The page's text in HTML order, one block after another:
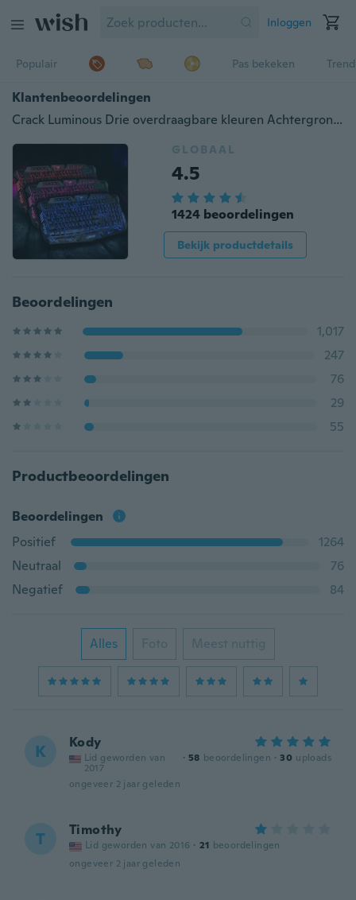
Inloggen
Populair Pas bekeken
Klantenbeoordelingen
Crack Luminous Drie overdraagbare kleuren Achtergrondverlichting Gaming-toetsenbord USB-toetsenbord van notebookcomputer (kleur zwart)
GLOBAAL
4.5
1424 beoordelingen
Bekijk productdetails
Beoordelingen
1,017
247
76
29
55
Productbeoordelingen
Beoordelingen
Positief
1264
Neutraal
76
Negatief
84
Alles Foto Meest nuttig
K Kody
Lid geworden van
2017
· 58 beoordelingen · 30 uploads
ongeveer 2 jaar geleden
T Timothy
Lid geworden van 2016 · 21 beoordelingen
ongeveer 2 jaar geleden